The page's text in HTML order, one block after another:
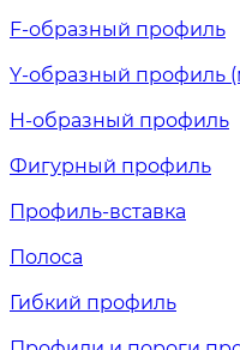
F-образный профиль
Y-образный профиль
H-образный профиль
Фигурный профиль
Профиль-вставка
Полоса
Гибкий профиль